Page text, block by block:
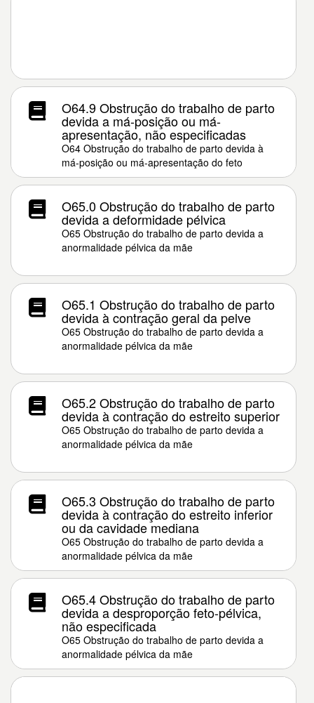
O64.9 Obstrução do trabalho de parto
devida a má-posição ou má-
apresentação, não especificadas
O64 Obstrução do trabalho de parto devida à
má-posição ou má-apresentação do feto
O65.0 Obstrução do trabalho de parto
devida a deformidade pélvica
O65 Obstrução do trabalho de parto devida a
anormalidade pélvica da mãe
O65.1 Obstrução do trabalho de parto
devida à contração geral da pelve
O65 Obstrução do trabalho de parto devida a
anormalidade pélvica da mãe
O65.2 Obstrução do trabalho de parto
devida à contração do estreito superior
O65 Obstrução do trabalho de parto devida a
anormalidade pélvica da mãe
O65.3 Obstrução do trabalho de parto
devida à contração do estreito inferior
ou da cavidade mediana
O65 Obstrução do trabalho de parto devida a
anormalidade pélvica da mãe
O65.4 Obstrução do trabalho de parto
devida a desproporção feto-pélvica,
não especificada
O65 Obstrução do trabalho de parto devida a
anormalidade pélvica da mãe